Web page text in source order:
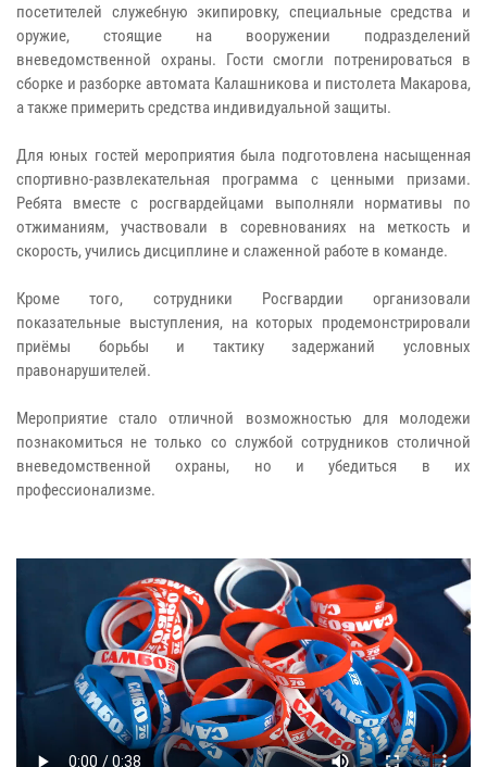
посетителей служебную экипировку, специальные средства и
оружие, стоящие на вооружении подразделений
вневедомственной охраны. Гости смогли потренироваться в
сборке и разборке автомата Калашникова и пистолета Макарова,
а также примерить средства индивидуальной защиты.
Для юных гостей мероприятия была подготовлена насыщенная
спортивно-развлекательная программа с ценными призами.
Ребята вместе с росгвардейцами выполняли нормативы по
отжиманиям, участвовали в соревнованиях на меткость и
скорость, учились дисциплине и слаженной работе в команде.
Кроме того, сотрудники Росгвардии организовали
показательные выступления, на которых продемонстрировали
приёмы борьбы и тактику задержаний условных
правонарушителей.
Мероприятие стало отличной возможностью для молодежи
познакомиться не только со службой сотрудников столичной
вневедомственной охраны, но и убедиться в их
профессионализме.